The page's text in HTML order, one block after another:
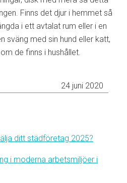
Finns det djur i hemmet så
i ett avtalat rum eller i en
sväng med sin hund eller katt,
de finns i hushållet.
24 juni 2020
ditt städföretag 2025?
i moderna arbetsmiljöer i